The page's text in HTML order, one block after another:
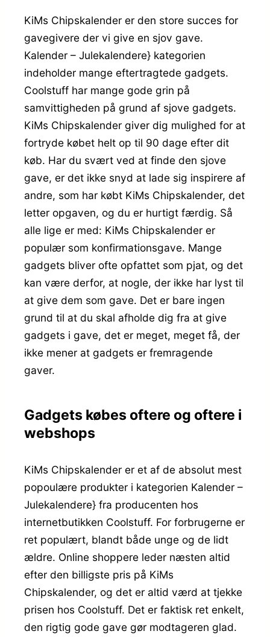
KiMs Chipskalender er den store succes for
gavegivere der vi give en sjov gave.
Kalender – Julekalendere} kategorien
indeholder mange eftertragtede gadgets.
Coolstuff har mange gode grin på
samvittigheden på grund af sjove gadgets.
KiMs Chipskalender giver dig mulighed for at
fortryde købet helt op til 90 dage efter dit
køb. Har du svært ved at finde den sjove
gave, er det ikke snyd at lade sig inspirere af
andre, som har købt KiMs Chipskalender, det
letter opgaven, og du er hurtigt færdig. Så
alle lige er med: KiMs Chipskalender er
populær som konfirmationsgave. Mange
gadgets bliver ofte opfattet som pjat, og det
kan være derfor, at nogle, der ikke har lyst til
at give dem som gave. Det er bare ingen
grund til at du skal afholde dig fra at give
gadgets i gave, det er meget, meget få, der
ikke mener at gadgets er fremragende
gaver.
Gadgets købes oftere og oftere i
webshops
KiMs Chipskalender er et af de absolut mest
popoulære produkter i kategorien Kalender –
Julekalendere} fra producenten hos
internetbutikken Coolstuff. For forbrugerne er
ret populært, blandt både unge og de lidt
ældre. Online shoppere leder næsten altid
efter den billigste pris på KiMs
Chipskalender, og det er altid værd at tjekke
prisen hos Coolstuff. Det er faktisk ret enkelt,
den rigtig gode gave gør modtageren glad.